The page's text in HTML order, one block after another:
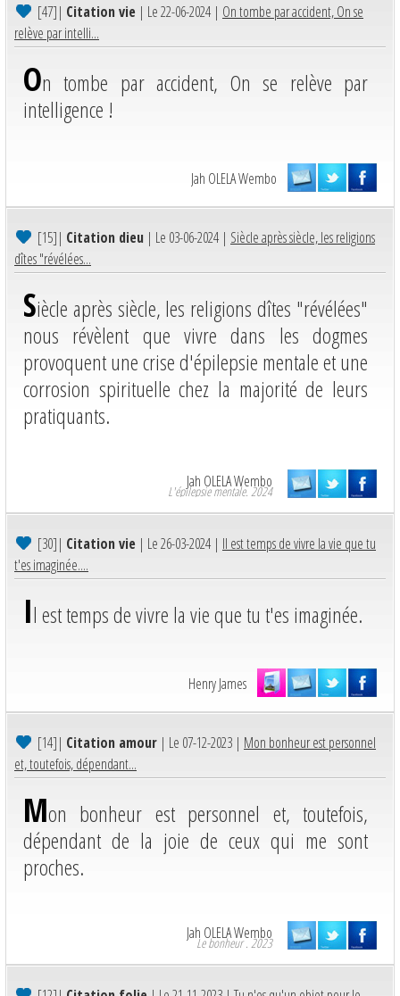
[47]| Citation vie | Le 22-06-2024 | On tombe par accident, On se
relève par intelli...
On tombe par accident, On se relève par
intelligence !
Jah OLELA Wembo
[15]| Citation dieu | Le 03-06-2024 | Siècle après siècle, les religions
dîtes "révélées...
Siècle après siècle, les religions dîtes "révélées"
nous révèlent que vivre dans les dogmes
provoquent une crise d'épilepsie mentale et une
corrosion spirituelle chez la majorité de leurs
pratiquants.
Jah OLELA Wembo
L'épilepsie mentale. 2024
[30]| Citation vie | Le 26-03-2024 | Il est temps de vivre la vie que tu
t'es imaginée....
Il est temps de vivre la vie que tu t'es imaginée.
Henry James
[14]| Citation amour | Le 07-12-2023 | Mon bonheur est personnel
et, toutefois, dépendant...
Mon bonheur est personnel et, toutefois,
dépendant de la joie de ceux qui me sont
proches.
Jah OLELA Wembo
Le bonheur . 2023